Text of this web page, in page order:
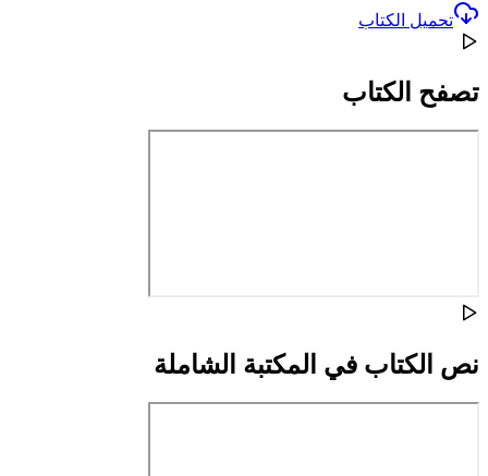
تحميل الكتاب
تصفح الكتاب
نص الكتاب في المكتبة الشاملة